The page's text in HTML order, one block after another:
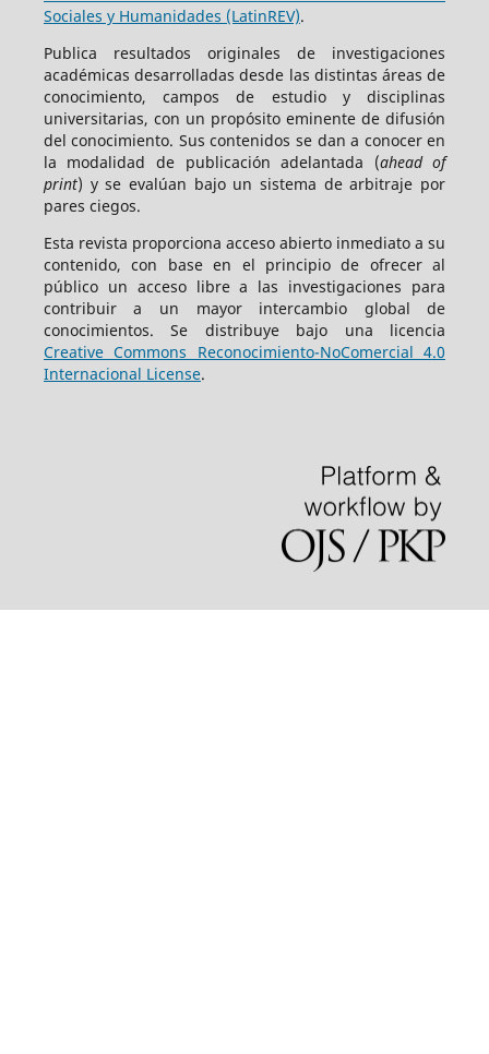
Sociales y Humanidades (LatinREV).
Publica resultados originales de investigaciones
académicas desarrolladas desde las distintas áreas de
conocimiento, campos de estudio y disciplinas
universitarias, con un propósito eminente de difusión
del conocimiento. Sus contenidos se dan a conocer en
la modalidad de publicación adelantada (ahead of
print) y se evalúan bajo un sistema de arbitraje por
pares ciegos.
Esta revista proporciona acceso abierto inmediato a su
contenido, con base en el principio de ofrecer al
público un acceso libre a las investigaciones para
contribuir a un mayor intercambio global de
conocimientos. Se distribuye bajo una licencia
Creative Commons Reconocimiento-NoComercial 4.0
Internacional License.